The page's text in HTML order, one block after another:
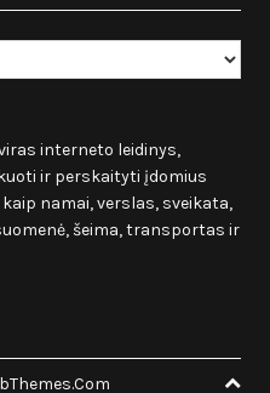
interneto leidinys,
ir perskaityti įdomius
namai, verslas, sveikata,
šeima, transportas ir